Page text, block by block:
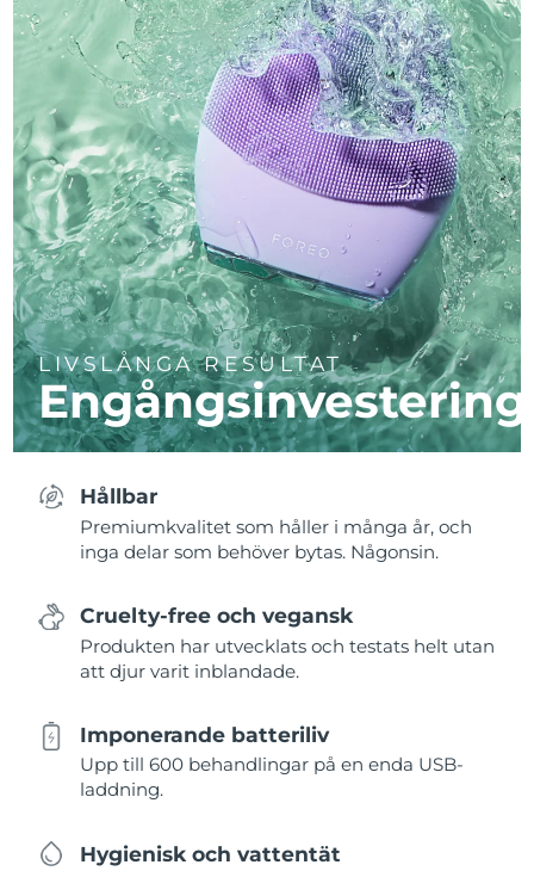
LIVSLÅNGA RESULTAT
Engångsinvestering
Hållbar
Premiumkvalitet som håller i många år, och
inga delar som behöver bytas. Någonsin.
Cruelty-free och vegansk
Produkten har utvecklats och testats helt utan
att djur varit inblandade.
Imponerande batteriliv
Upp till 600 behandlingar på en enda USB-
laddning.
Hygienisk och vattentät